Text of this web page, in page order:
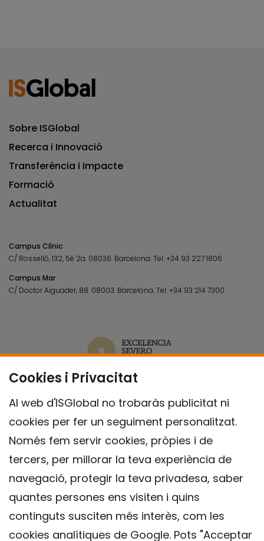
Cookies i Privacitat
Al web d'ISGlobal no trobaràs publicitat ni
cookies per fer un seguiment personalitzat.
Només fem servir cookies, pròpies i de
tercers, per millorar la teva experiència de
navegació, protegir la teva privadesa, saber
quantes persones ens visiten i quins
continguts susciten més interès, com les
cookies analítiques de Google. Pots "Acceptar
Sobre ISGlobal
Recerca i Innovació
Transferència i Impacte
Formació
Actualitat
Campus Clínic
C/ Rosselló, 132, 5è 2a. 08036. Barcelona.Tel.+34 93 227 1806
Campus Mar
C/ Doctor Aiguader, 88. 08003. Barcelona.Tel.+34 93 214 7300